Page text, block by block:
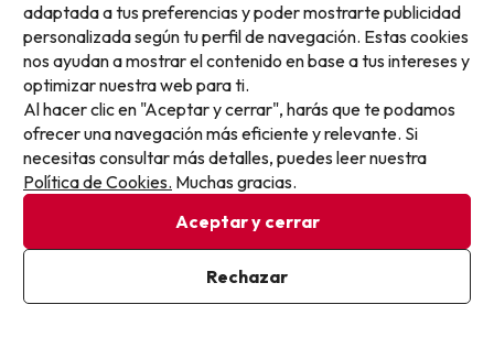
9.3
Arturo Viajó en familia
Agosto 2021
Queria agradecer el magnifico buffet y el gran grupo de
camareros que forman parte en dicha plantilla, excelentes.
La gente discutian mucho por el tema de las sombrillas que
Excelente
adaptada a tus preferencias y poder mostrarte publicidad
personalizada según tu perfil de navegación. Estas cookies
nos ayudan a mostrar el contenido en base a tus intereses y
optimizar nuestra web para ti.
Al hacer clic en "Aceptar y cerrar", harás que te podamos
ofrecer una navegación más eficiente y relevante. Si
necesitas consultar más detalles, puedes leer nuestra
Política de Cookies. Muchas gracias.
Aceptar y cerrar
Rechazar